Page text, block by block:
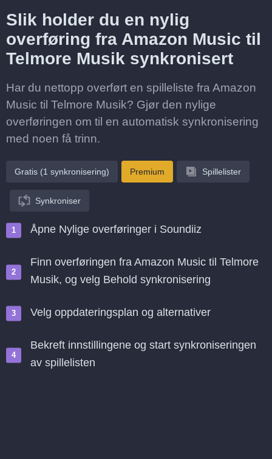
Slik holder du en nylig
overføring fra Amazon Music til
Telmore Musik synkronisert
Har du nettopp overført en spilleliste fra Amazon
Music til Telmore Musik? Gjør den nylige
overføringen om til en automatisk synkronisering
med noen få trinn.
Gratis (1 synkronisering) Premium Spillelister
Synkroniser
Åpne Nylige overføringer i Soundiiz
Finn overføringen fra Amazon Music til Telmore
Musik, og velg Behold synkronisering
Velg oppdateringsplan og alternativer
Bekreft innstillingene og start synkroniseringen
av spillelisten